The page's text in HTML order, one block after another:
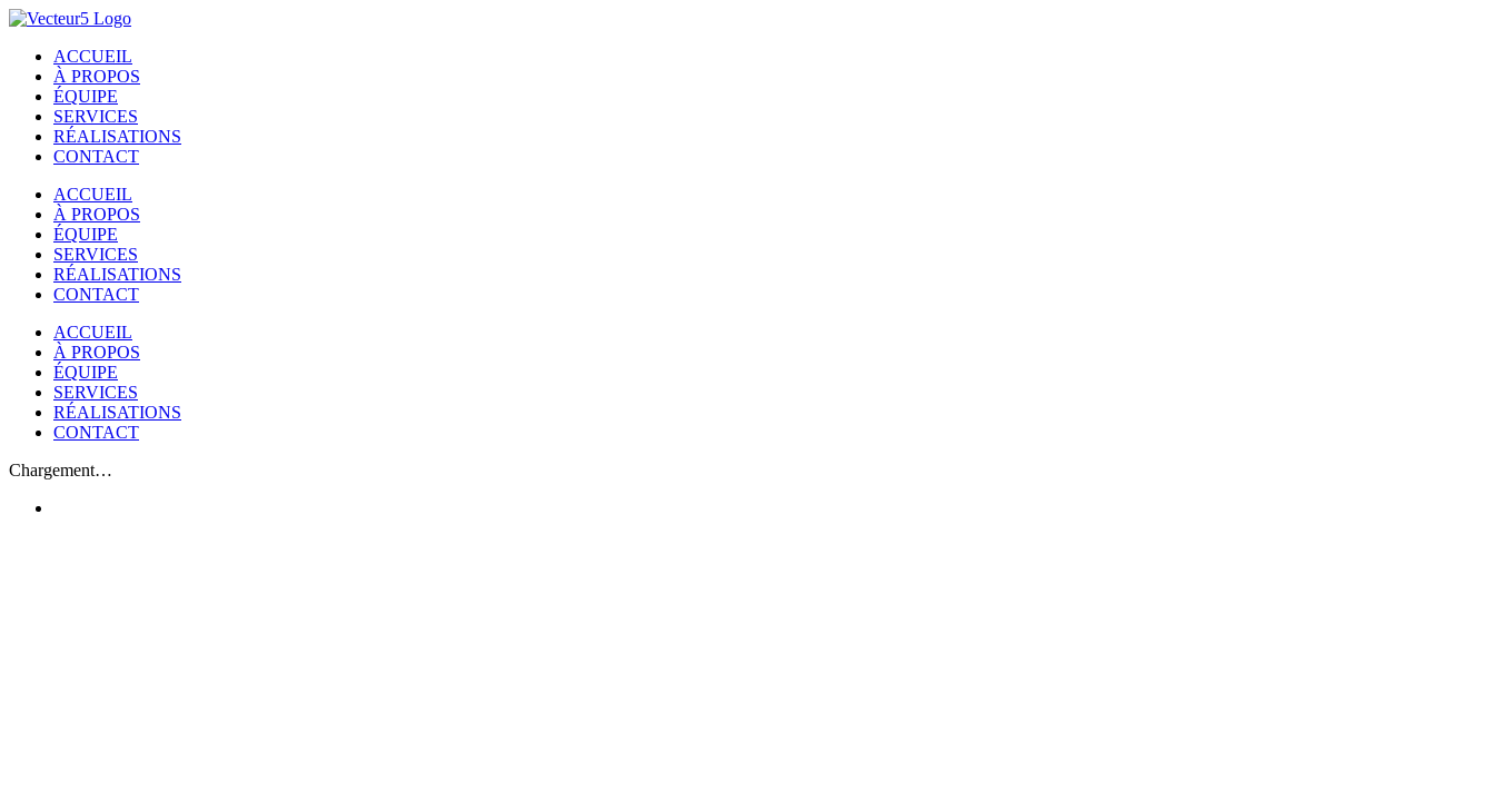
Passer
contenuACCUEIL
À PROPOS
ÉQUIPE
SERVICES
RÉALISATIONS
CONTACT
ACCUEIL
À PROPOS
ÉQUIPE
SERVICES
RÉALISATIONS
CONTACT
ACCUEIL
À PROPOS
ÉQUIPE
SERVICES
RÉALISATIONS
CONTACT
Chargement…